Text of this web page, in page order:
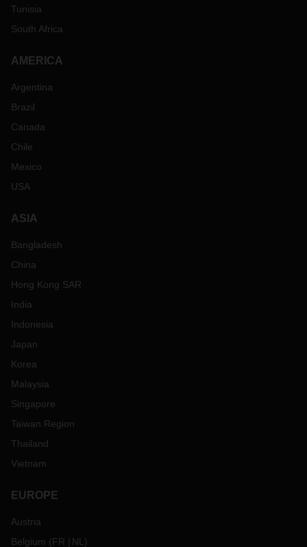
Tunisia
South Africa
AMERICA
Argentina
Brazil
Canada
Chile
Mexico
USA
ASIA
Bangladesh
China
Hong Kong SAR
India
Indonesia
Japan
Korea
Malaysia
Singapore
Taiwan Region
Thailand
Vietnam
EUROPE
Austria
Belgium (FR NL )